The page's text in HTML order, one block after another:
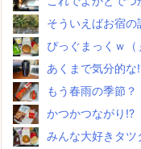
そういえばお宿の
ぴっぐまっくｗ（
あくまで気分的な
もう春雨の季節？
かつかつながり!?
みんな大好きタツ